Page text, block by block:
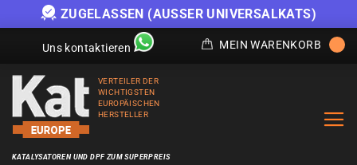
ZUGELASSEN (AUSSER UNIVERSALKATS)
Uns kontaktieren MEIN WARENKORB
VERTEILER DER
WICHTIGSTEN
EUROPÄISCHEN
HERSTELLER
KATALYSATOREN UND DPF ZUM SUPERPREIS